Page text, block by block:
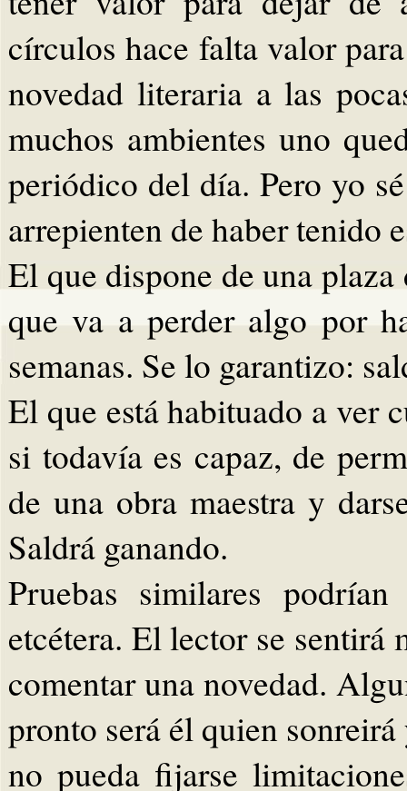
círculos hace falta valor
novedad literaria a las
muchos ambientes uno
periódico del día. Pero yo
arrepienten de haber tenido
El que dispone de una
que va a perder algo por
semanas. Se lo garantizo:
El que está habituado a ver
si todavía es capaz, de
de una obra maestra y
Saldrá ganando.
Pruebas similares
etcétera. El lector se sentirá
comentar una novedad.
pronto será él quien
no pueda fijarse